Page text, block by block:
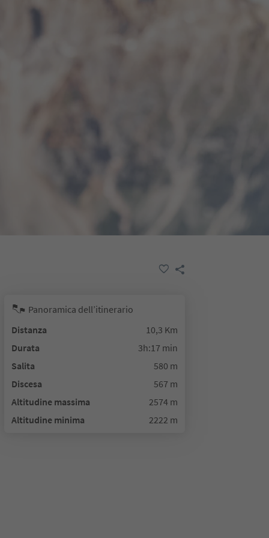
Panoramica dell’itinerario
Distanza
10,3 Km
Durata
3h:17 min
Salita
580 m
Discesa
567 m
Altitudine massima
2574 m
Altitudine minima
2222 m